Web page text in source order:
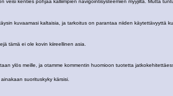
kenties pohjaa kalliimpien navigointisysteemien myyjiltä. Mutta
kuvaamasi kaltaisia, ja tarkoitus on parantaa niiden käytettävyyttä
tämä ei ole kovin kiireellinen asia.
ylös meille, ja otamme kommentin huomioon tuotetta
suorituskyky kärsisi.